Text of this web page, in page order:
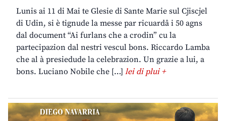
Lunis ai 11 di Mai te Glesie di Sante Marie sul Cjiscjel
di Udin, si è tignude la messe par ricuardâ i 50 agns
dal document “Ai furlans che a crodin” cu la
partecipazion dal nestri vescul bons. Riccardo Lamba
che al à presiedude la celebrazion. Un grazie a lui, a
bons. Luciano Nobile che […] lei di plui +